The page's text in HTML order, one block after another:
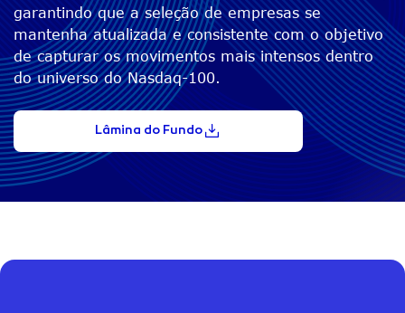
garantindo que a seleção de empresas se
mantenha atualizada e consistente com o objetivo
de capturar os movimentos mais intensos dentro
do universo do Nasdaq-100.
Lâmina do Fundo